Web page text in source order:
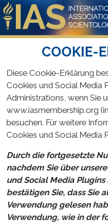
COOKIE-
Diese Cookie-Erklärung
Cookies und Social Media
Administrations, wenn Sie
www.iasmembership.org
besuchen. Für weitere
Cookies und Social Media
Durch die fortgesetzte
nachdem Sie über
und Social Media
bestätigen Sie, dass Sie
Verwendung gelesen
Verwendung, wie in der